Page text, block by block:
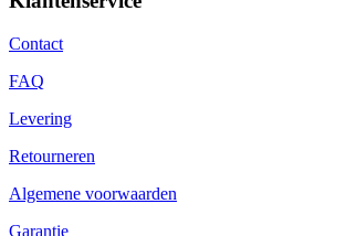
Contact
FAQ
Levering
Retourneren
Algemene voorwaarden
Garantie